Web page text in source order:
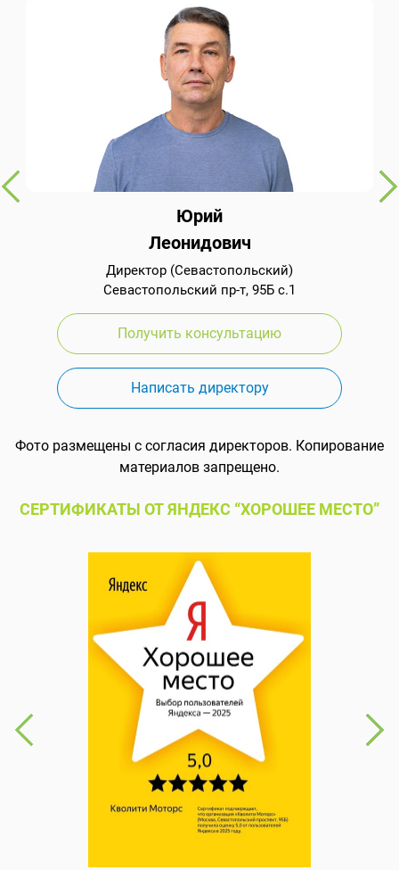
Юрий
Леонидович
Директор (Севастопольский)
Севастопольский пр-т, 95Б с.1
Получить консультацию
Написать директору
Фото размещены с согласия директоров. Копирование
материалов запрещено.
СЕРТИФИКАТЫ ОТ ЯНДЕКС “ХОРОШЕЕ МЕСТО”